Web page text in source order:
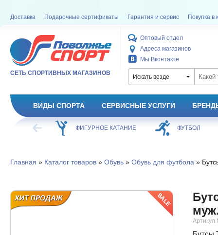
Доставка Подарочные сертификаты Гарантия и сервис Покупка в
СЕТЬ СПОРТИВНЫХ МАГАЗИНОВ
Оптовый отдел
Адреса магазинов
Мы Вконтакте
Искать везде
ВИДЫ СПОРТА СЕРВИСНЫЕ УСЛУГИ
ФИГУРНОЕ КАТАНИЕ ФУТБОЛ БАСКЕТБОЛ
Главная » Каталог товаров» Обувь» Обувь для футбола »